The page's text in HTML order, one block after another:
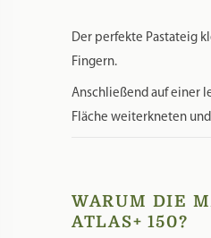
Der perfekte Pastateig
Fingern.
Anschließend auf einer
Fläche weiterkneten
WARUM DIE
ATLAS+ 150?